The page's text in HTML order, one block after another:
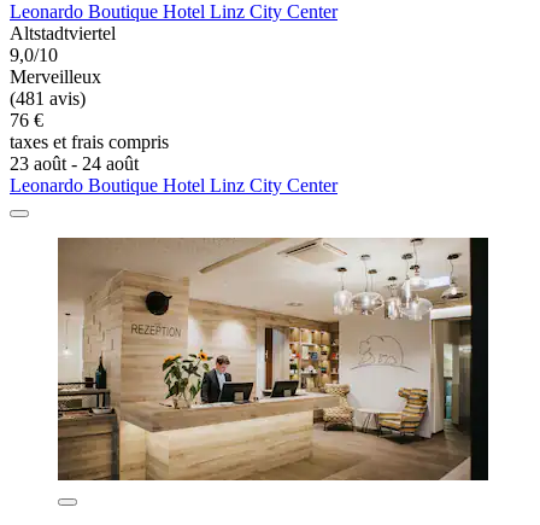
Leonardo Boutique Hotel Linz City Center
Altstadtviertel
9,0/10
Merveilleux
(481 avis)
76 €
taxes et frais compris
23 août - 24 août
Leonardo Boutique Hotel Linz City Center